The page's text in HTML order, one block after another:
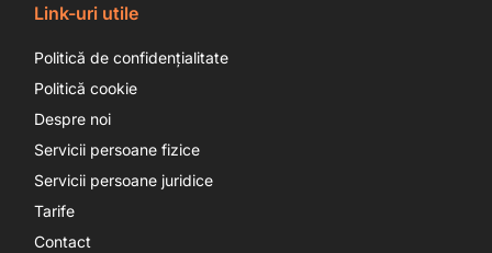
Link-uri utile
Politică de confidențialitate
Politică cookie
Despre noi
Servicii persoane fizice
Servicii persoane juridice
Tarife
Contact